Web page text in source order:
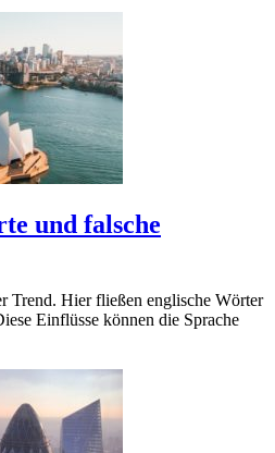
und falsche
Trend. Hier fließen englische Wörter
Einflüsse können die Sprache